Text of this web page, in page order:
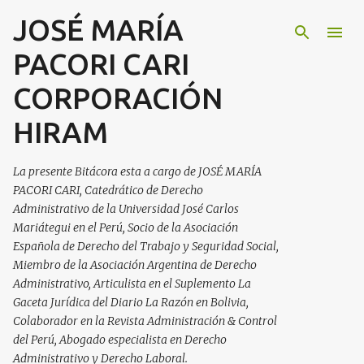
Ir al contenido principal
JOSÉ MARÍA
PACORI CARI
CORPORACIÓN
HIRAM
La presente Bitácora esta a cargo de JOSÉ MARÍA
PACORI CARI, Catedrático de Derecho
Administrativo de la Universidad José Carlos
Mariátegui en el Perú, Socio de la Asociación
Española de Derecho del Trabajo y Seguridad Social,
Miembro de la Asociación Argentina de Derecho
Administrativo, Articulista en el Suplemento La
Gaceta Jurídica del Diario La Razón en Bolivia,
Colaborador en la Revista Administración & Control
del Perú, Abogado especialista en Derecho
Administrativo y Derecho Laboral.